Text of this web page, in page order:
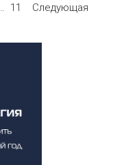
11 Следующая